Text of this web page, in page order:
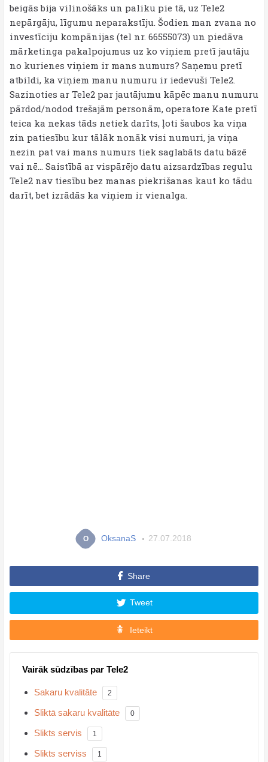
beigās bija vilinošāks un paliku pie tā, uz Tele2
nepārgāju, līgumu neparakstīju. Šodien man zvana no
investīciju kompānijas (tel nr. 66555073) un piedāva
mārketinga pakalpojumus uz ko viņiem pretī jautāju
no kurienes viņiem ir mans numurs? Saņemu pretī
atbildi, ka viņiem manu numuru ir iedevuši Tele2.
Sazinoties ar Tele2 par jautājumu kāpēc manu numuru
pārdod/nodod trešajām personām, operatore Kate pretī
teica ka nekas tāds netiek darīts, ļoti šaubos ka viņa
zin patiesību kur tālāk nonāk visi numuri, ja viņa
nezin pat vai mans numurs tiek saglabāts datu bāzē
vai nē... Saistībā ar vispārējo datu aizsardzības regulu
Tele2 nav tiesību bez manas piekrišanas kaut ko tādu
darīt, bet izrādās ka viņiem ir vienalga.
O OksanaS 27.07.2018
Share
Tweet
Ieteikt
Vairāk sūdzības par Tele2
Sakaru kvalitāte 2
Sliktā sakaru kvalitāte 0
Slikts servis 1
Slikts serviss 1